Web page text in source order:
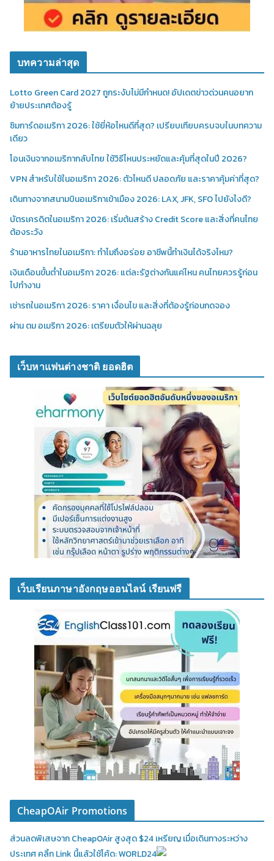
บทความล่าสุด
Lotto Green Card 2027 ถูกระงับไม่มีกำหนด! อัปเดตข่าวด่วนคนอยาก
ย้ายประเทศต้องรู้
ซิมการ์ดอเมริกา 2026: ใช้ยี่ห้อไหนดีที่สุด? เปรียบเทียบครบจบในบทความ
เดียว
โอนเงินจากอเมริกากลับไทย ใช้วิธีไหนประหยัดและคุ้มที่สุดในปี 2026?
VPN สำหรับใช้ในอเมริกา 2026: ตัวไหนดี ปลอดภัย และราคาคุ้มค่าที่สุด?
เดินทางจากสนามบินอเมริกาเข้าเมือง 2026: LAX, JFK, SFO ไปยังไงดี?
บัตรเครดิตในอเมริกา 2026: เริ่มต้นสร้าง Credit Score และสิ่งที่คนไทย
ต้องระวัง
ร้านอาหารไทยในอเมริกา: ทำไมถึงอร่อย อาชีพนี้ทำเงินได้จริงไหม?
เงินเดือนขั้นต่ำในอเมริกา 2026: แต่ละรัฐต่างกันแค่ไหน คนไทยควรรู้ก่อน
ไปทำงาน
เช่ารถในอเมริกา 2026: ราคา เงื่อนไข และสิ่งที่ต้องรู้ก่อนกดจอง
ผ่าน ตม อเมริกา 2026: เตรียมตัวให้ผ่านฉลุย
เว็บหาแฟนต่างชาติ ยอดฮิต
เว็บเรียนภาษาอังกฤษออนไลน์ เรียนฟรี
CheapOAir Promotions
ส่วนลดพิเสษจาก CheapOAir สูงสุด $24 เหรียญ เมื่อเดินทางระหว่าง
ประเทศ คลิ้ก Link นี้แล้วใช้โค้ด: WORLD24